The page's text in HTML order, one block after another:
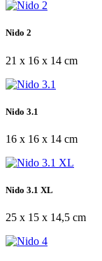
Nido 2
21 x 16 x 14 cm
Nido 3.1
16 x 16 x 14 cm
Nido 3.1 XL
25 x 15 x 14,5 cm